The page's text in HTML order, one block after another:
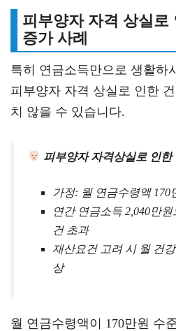
피부양자 자격 상실로
증가 사례
특히 연금소득만으로 생활하
피부양자 자격 상실로 인한
치 않을 수 있습니다.
피부양자 자격상실로 인
가정: 월 연금수령액 170
연간 연금소득 2,040만
건 초과
재산요건 고려 시 월 건
상
월 연금수령액이 170만원 수